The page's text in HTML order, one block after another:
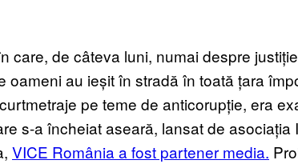
care, de câteva luni, numai despre
oameni au ieșit în stradă în toată țara
pe teme de anticorupție, era
s-a încheiat aseară, lansat de asociația
VICE România a fost partener media.